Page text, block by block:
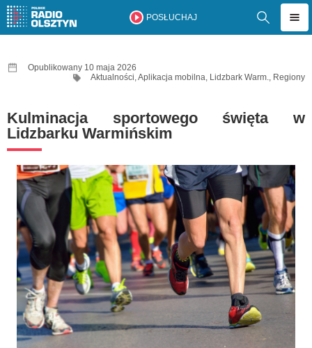
POSŁUCHAJ
Opublikowany 10 maja 2026
Aktualności,Aplikacja mobilna, Lidzbark Warm., Regiony
Kulminacja sportowego święta w
Lidzbarku Warmińskim